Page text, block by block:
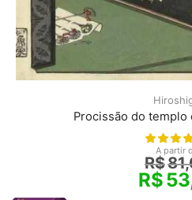
Procissão do templo
A partir
R$
R$